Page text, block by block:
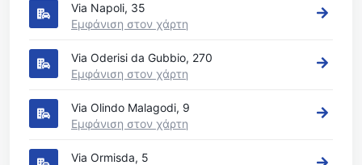
Via Napoli, 35
Εμφάνιση στον χάρτη
Via Oderisi da Gubbio, 270
Εμφάνιση στον χάρτη
Via Olindo Malagodi, 9
Εμφάνιση στον χάρτη
Via Ormisda, 5